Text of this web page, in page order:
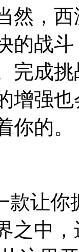
然，
的战
完成
增强
你的。
款让
之中